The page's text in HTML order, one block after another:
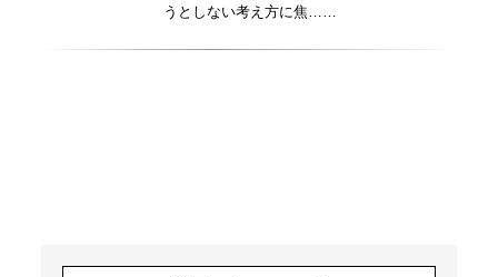
うとしない考え方に焦……